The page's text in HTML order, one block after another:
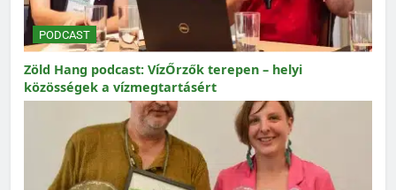
PODCAST
Zöld Hang podcast: VízŐrzők terepen – helyi
közösségek a vízmegtartásért